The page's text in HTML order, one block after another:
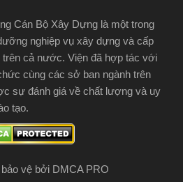
Cán Bộ Xây Dựng là một trong
nghiệp vụ xây dựng và cấp
cả nước. Viện đã hợp tác với
cùng các sở ban ngành trên
sự đánh giá về chất lượng và uy
tạo.
vệ bởi DMCA PRO